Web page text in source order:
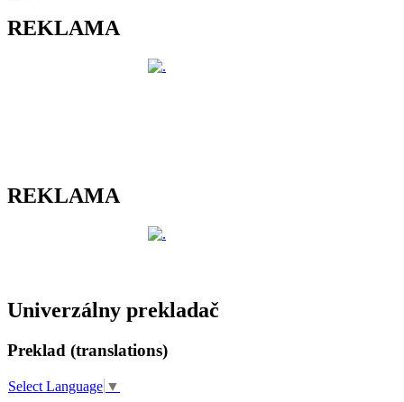
REKLAMA
REKLAMA
Univerzálny prekladač
Preklad (translations)
Select Language ▼